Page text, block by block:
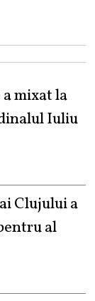
mixat la
Iuliu
Clujului a
al